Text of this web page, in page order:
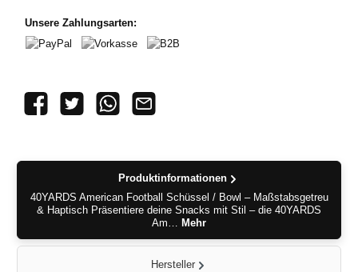
Unsere Zahlungsarten:
Produktinformationen
40YARDS American Football Schüssel / Bowl – Maßstabsgetreu
& Haptisch Präsentiere deine Snacks mit Stil – die 40YARDS
Am… Mehr
Hersteller